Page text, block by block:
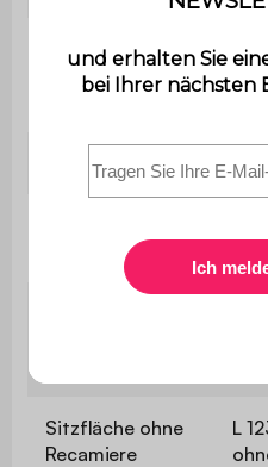
Montage
Gewicht
Sitzfläche ohne
Recamiere
L